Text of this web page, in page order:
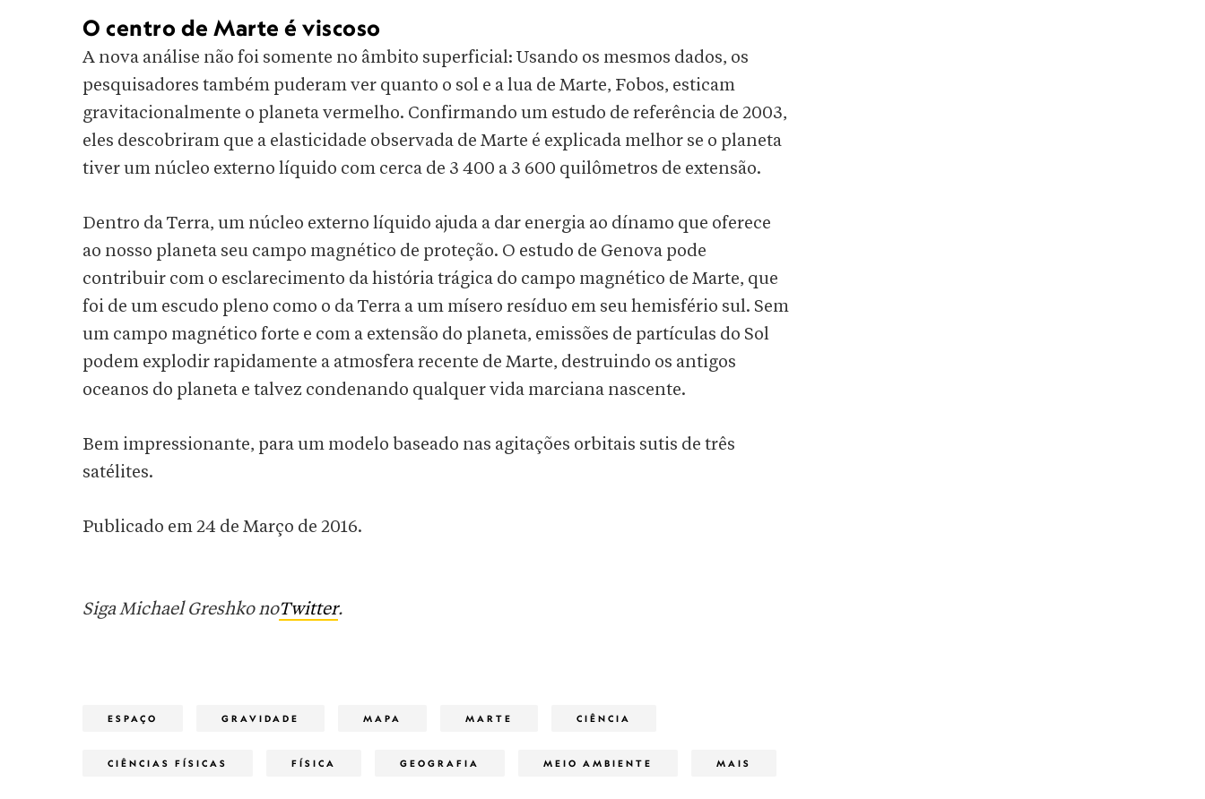
O centro de Marte é viscoso
A nova análise não foi somente no âmbito superficial: Usando os mesmos dados, os
pesquisadores também puderam ver quanto o sol e a lua de Marte, Fobos, esticam
gravitacionalmente o planeta vermelho. Confirmando um estudo de referência de 2003,
eles descobriram que a elasticidade observada de Marte é explicada melhor se o planeta
tiver um núcleo externo líquido com cerca de 3 400 a 3 600 quilômetros de extensão.
Dentro da Terra, um núcleo externo líquido ajuda a dar energia ao dínamo que oferece
ao nosso planeta seu campo magnético de proteção. O estudo de Genova pode
contribuir com o esclarecimento da história trágica do campo magnético de Marte, que
foi de um escudo pleno como o da Terra a um mísero resíduo em seu hemisfério sul. Sem
um campo magnético forte e com a extensão do planeta, emissões de partículas do Sol
podem explodir rapidamente a atmosfera recente de Marte, destruindo os antigos
oceanos do planeta e talvez condenando qualquer vida marciana nascente.
Bem impressionante, para um modelo baseado nas agitações orbitais sutis de três
satélites.
Publicado em 24 de Março de 2016.
Siga Michael Greshko noTwitter.
ESPAÇO GRAVIDADE MAPA MARTE CIÊNCIA
CIÊNCIAS FÍSICAS FÍSICA GEOGRAFIA MEIO AMBIENTE MAIS